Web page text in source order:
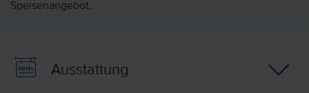
Speisenangebot.
Ausstattung